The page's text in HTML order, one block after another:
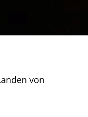
von